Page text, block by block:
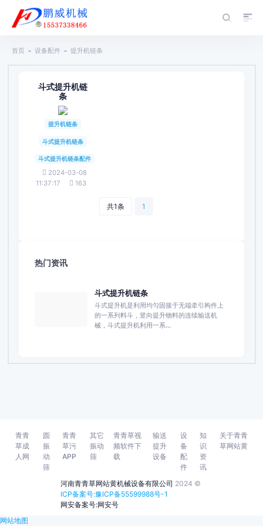
首页 设备配件 提升机链条
斗式提升机链
条
提升机链条
斗式提升机链条
斗式提升机链条配件
2024-03-08
11:37:17
163
共1条 1
热门资讯
斗式提升机链条
斗式提升机是利用均匀固接于无端牵引构件上
的一系列料斗，竖向提升物料的连续输送机
械，斗式提升机利用一系...
河南青青草网站黄机械设备有限公司 2024 ©
ICP备案号:豫ICP备55599988号-1
网安备案号:网安号
青青
草成
人网
圆
振
动
筛
青青
草污
APP
其它
振动
筛
青青草视
频软件下
载
输送
提升
设备
设
备
配
件
知
识
资
讯
关于青青
草网站黄
网站地图